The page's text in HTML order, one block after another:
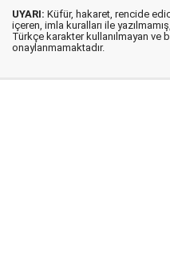
UYARI: Küfür, hakaret, rencide
içeren, imla kuralları ile yazılmamış,
Türkçe karakter kullanılmayan ve
onaylanmamaktadır.